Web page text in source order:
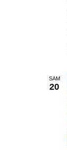
SAM
20